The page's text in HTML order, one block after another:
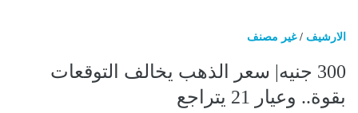
الارشيف /غير مصنف
300 جنيه| سعر الذهب يخالف التوقعات
بقوة.. وعيار 21 يتراجع